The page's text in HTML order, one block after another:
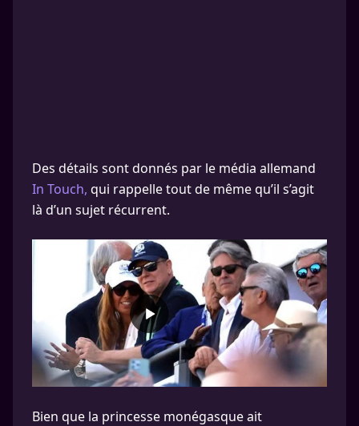
Des détails sont donnés par le média allemand
In Touch, qui rappelle tout de même qu’il s’agit
là d’un sujet récurrent.
Bien que la princesse monégasque ait